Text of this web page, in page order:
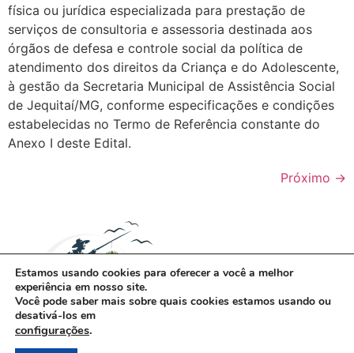
física ou jurídica especializada para prestação de
serviços de consultoria e assessoria destinada aos
órgãos de defesa e controle social da política de
atendimento dos direitos da Criança e do Adolescente,
à gestão da Secretaria Municipal de Assistência Social
de Jequitaí/MG, conforme especificações e condições
estabelecidas no Termo de Referência constante do
Anexo I deste Edital.
Próximo →
Estamos usando cookies para oferecer a você a melhor
experiência em nosso site.
Você pode saber mais sobre quais cookies estamos usando ou
desativá-los em
configurações.